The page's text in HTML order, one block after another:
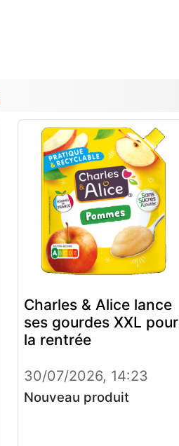
Charles & Alice lance
ses gourdes XXL pour
la rentrée
30/07/2026, 14:23
Nouveau produit